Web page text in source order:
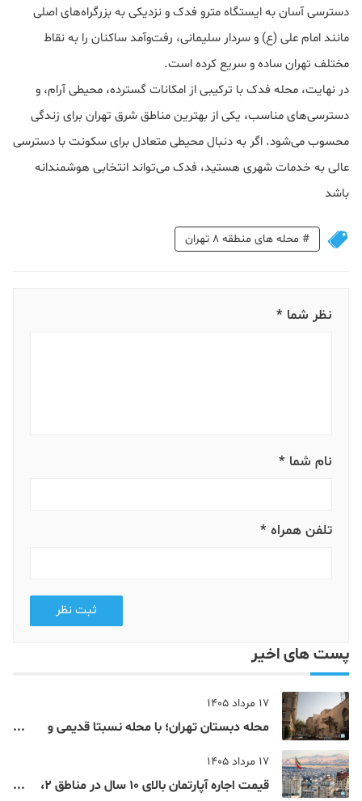
دسترسی آسان به ایستگاه مترو فدک و نزدیکی به بزرگراه‌های اصلی
مانند امام علی (ع) و سردار سلیمانی، رفت‌وآمد ساکنان را به نقاط
مختلف تهران ساده و سریع کرده است.
در نهایت، محله فدک با ترکیبی از امکانات گسترده، محیطی آرام، و
دسترسی‌های مناسب، یکی از بهترین مناطق شرق تهران برای زندگی
محسوب می‌شود. اگر به دنبال محیطی متعادل برای سکونت با دسترسی
عالی به خدمات شهری هستید، فدک می‌تواند انتخابی هوشمندانه
باشد
# محله های منطقه 8 تهران
نظر شما *
نام شما *
تلفن همراه *
ثبت نظر
پست های اخیر
17 مرداد 1405
محله دبستان تهران؛ با محله نسبتا قدیمی و
17 مرداد 1405
قیمت اجاره آپارتمان بالای 10 سال در مناطق 2،